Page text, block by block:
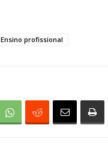
Ensino profissional